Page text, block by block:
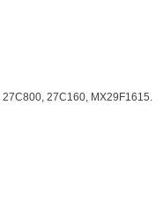
27C800, 27C160, MX29F1615.